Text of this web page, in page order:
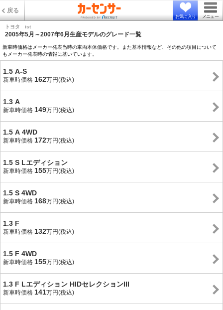
戻る
お気に入り メニュー
トヨタ ist
2005年5月～2007年6月生産モデルのグレード一覧
新車時価格はメーカー発表当時の車両本体価格です。また基本情報など、その他の項目について
もメーカー発表時の情報に基いています。
1.5 A-S
新車時価格 162万円(税込)
1.3 A
新車時価格 149万円(税込)
1.5 A 4WD
新車時価格 172万円(税込)
1.5 S Lエディション
新車時価格 155万円(税込)
1.5 S 4WD
新車時価格 168万円(税込)
1.3 F
新車時価格 132万円(税込)
1.5 F 4WD
新車時価格 155万円(税込)
1.3 F Lエディション HIDセレクションIII
新車時価格 141万円(税込)